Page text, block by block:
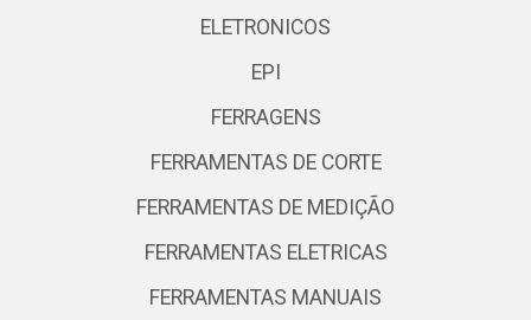
ELETRONICOS
EPI
FERRAGENS
FERRAMENTAS DE CORTE
FERRAMENTAS DE MEDIÇÃO
FERRAMENTAS ELETRICAS
FERRAMENTAS MANUAIS